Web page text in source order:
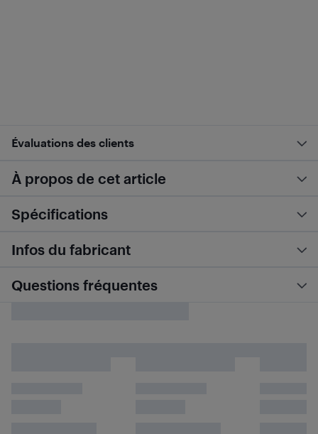
Évaluations des clients
À propos de cet article
Spécifications
Infos du fabricant
Questions fréquentes